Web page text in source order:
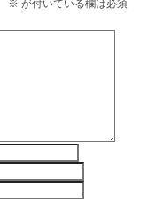
※ が付いている欄は必須